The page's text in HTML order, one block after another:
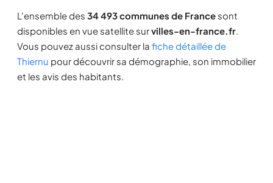
L'ensemble des 34 493 communes de France sont
disponibles en vue satellite survilles-en-france.fr.
Vous pouvez aussi consulter la fiche détaillée de
Thiernu pour découvrir sa démographie, son immobilier
et les avis des habitants.